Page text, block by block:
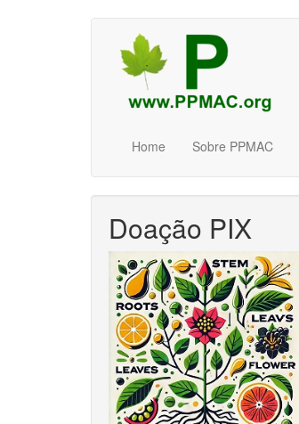
Home Sobre PPMAC
Doação PIX